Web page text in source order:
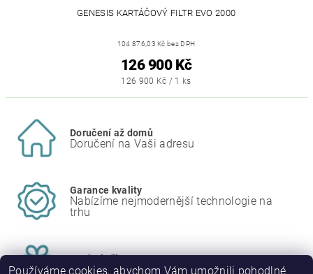
GENESIS KARTÁČOVÝ FILTR EVO 2000
104 876,03 Kč bez DPH
126 900 Kč
126 900 Kč / 1 ks
Doručení až domů
Doručení na Vaši adresu
Garance kvality
Nabízíme nejmodernější technologie na
trhu
Osobní přístup
Individuální přístup k zákazníkovi
Používáme cookies, abychom Vám umožnili pohodlné